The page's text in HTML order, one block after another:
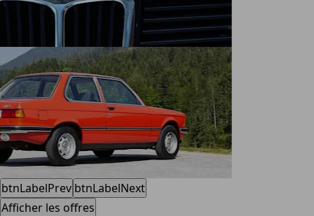
btnLabelPrev btnLabelNext
Afficher les offres